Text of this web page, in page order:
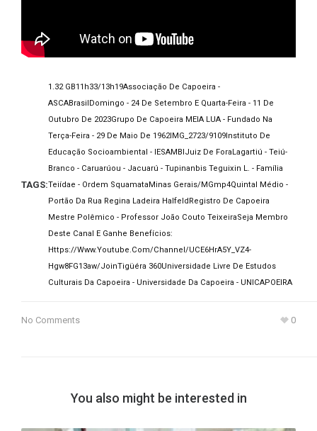
TAGS:
1.32 GB11h33/13h19Associação De Capoeira -
ASCABrasil Domingo - 24 De Setembro E Quarta-Feira - 11 De
Outubro De 2023Grupo De Capoeira MEIA LUA - Fundado Na
Terça-Feira - 29 De Maio De 1962IMG_2723/9109 Instituto De
Educação Socioambiental - IESAMBI Juiz De Fora Lagartiú - Teiú-
Branco - Caruarúou - Jacuarú - Tupinanbis Teguixin L. - Família
Teiídae - Ordem Squamata Minas Gerais/MGMp4Quintal Médio -
Portão Da Rua Regina Ladeira Halfeld Registro De Capoeira
Mestre Polêmico - Professor João Couto TeixeiraSeja Membro
Deste Canal E Ganhe Benefícios:
Https://www.youtube.com/channel/UCE6HrA5Y_VZ4-
Hgw8FG13aw/joinTigüéra 360Universidade Livre De Estudos
Culturais Da Capoeira - Universidade Da Capoeira - UNICAPOEIRA
No Comments 0
You also might be interested in